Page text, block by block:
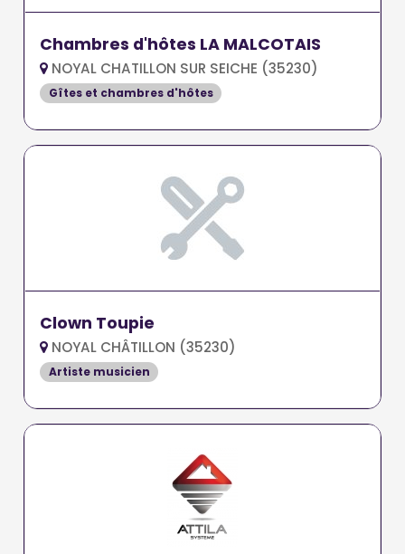
Chambres d'hôtes LA MALCOTAIS
NOYAL CHATILLON SUR SEICHE (35230)
Gîtes et chambres d'hôtes
Clown Toupie
NOYAL CHÂTILLON (35230)
Artiste musicien